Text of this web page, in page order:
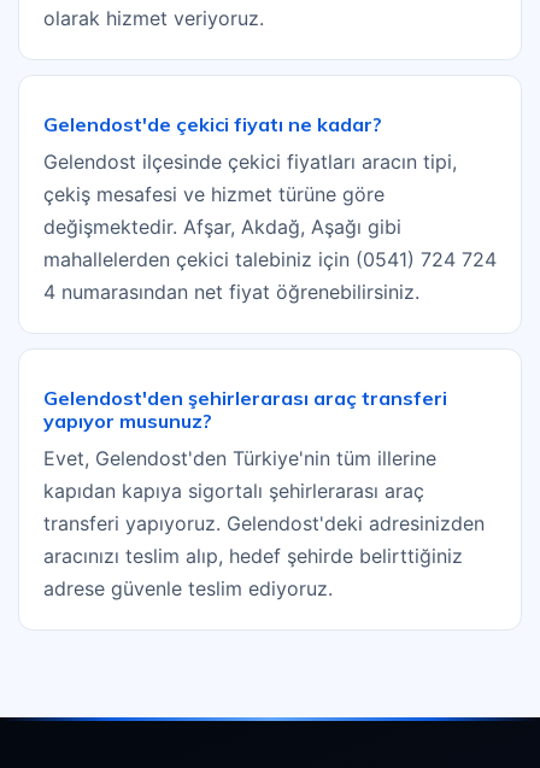
olarak hizmet veriyoruz.
Gelendost'de çekici fiyatı ne kadar?
Gelendost ilçesinde çekici fiyatları aracın tipi,
çekiş mesafesi ve hizmet türüne göre
değişmektedir. Afşar, Akdağ, Aşağı gibi
mahallelerden çekici talebiniz için (0541) 724 724
4 numarasından net fiyat öğrenebilirsiniz.
Gelendost'den şehirlerarası araç transferi
yapıyor musunuz?
Evet, Gelendost'den Türkiye'nin tüm illerine
kapıdan kapıya sigortalı şehirlerarası araç
transferi yapıyoruz. Gelendost'deki adresinizden
aracınızı teslim alıp, hedef şehirde belirttiğiniz
adrese güvenle teslim ediyoruz.